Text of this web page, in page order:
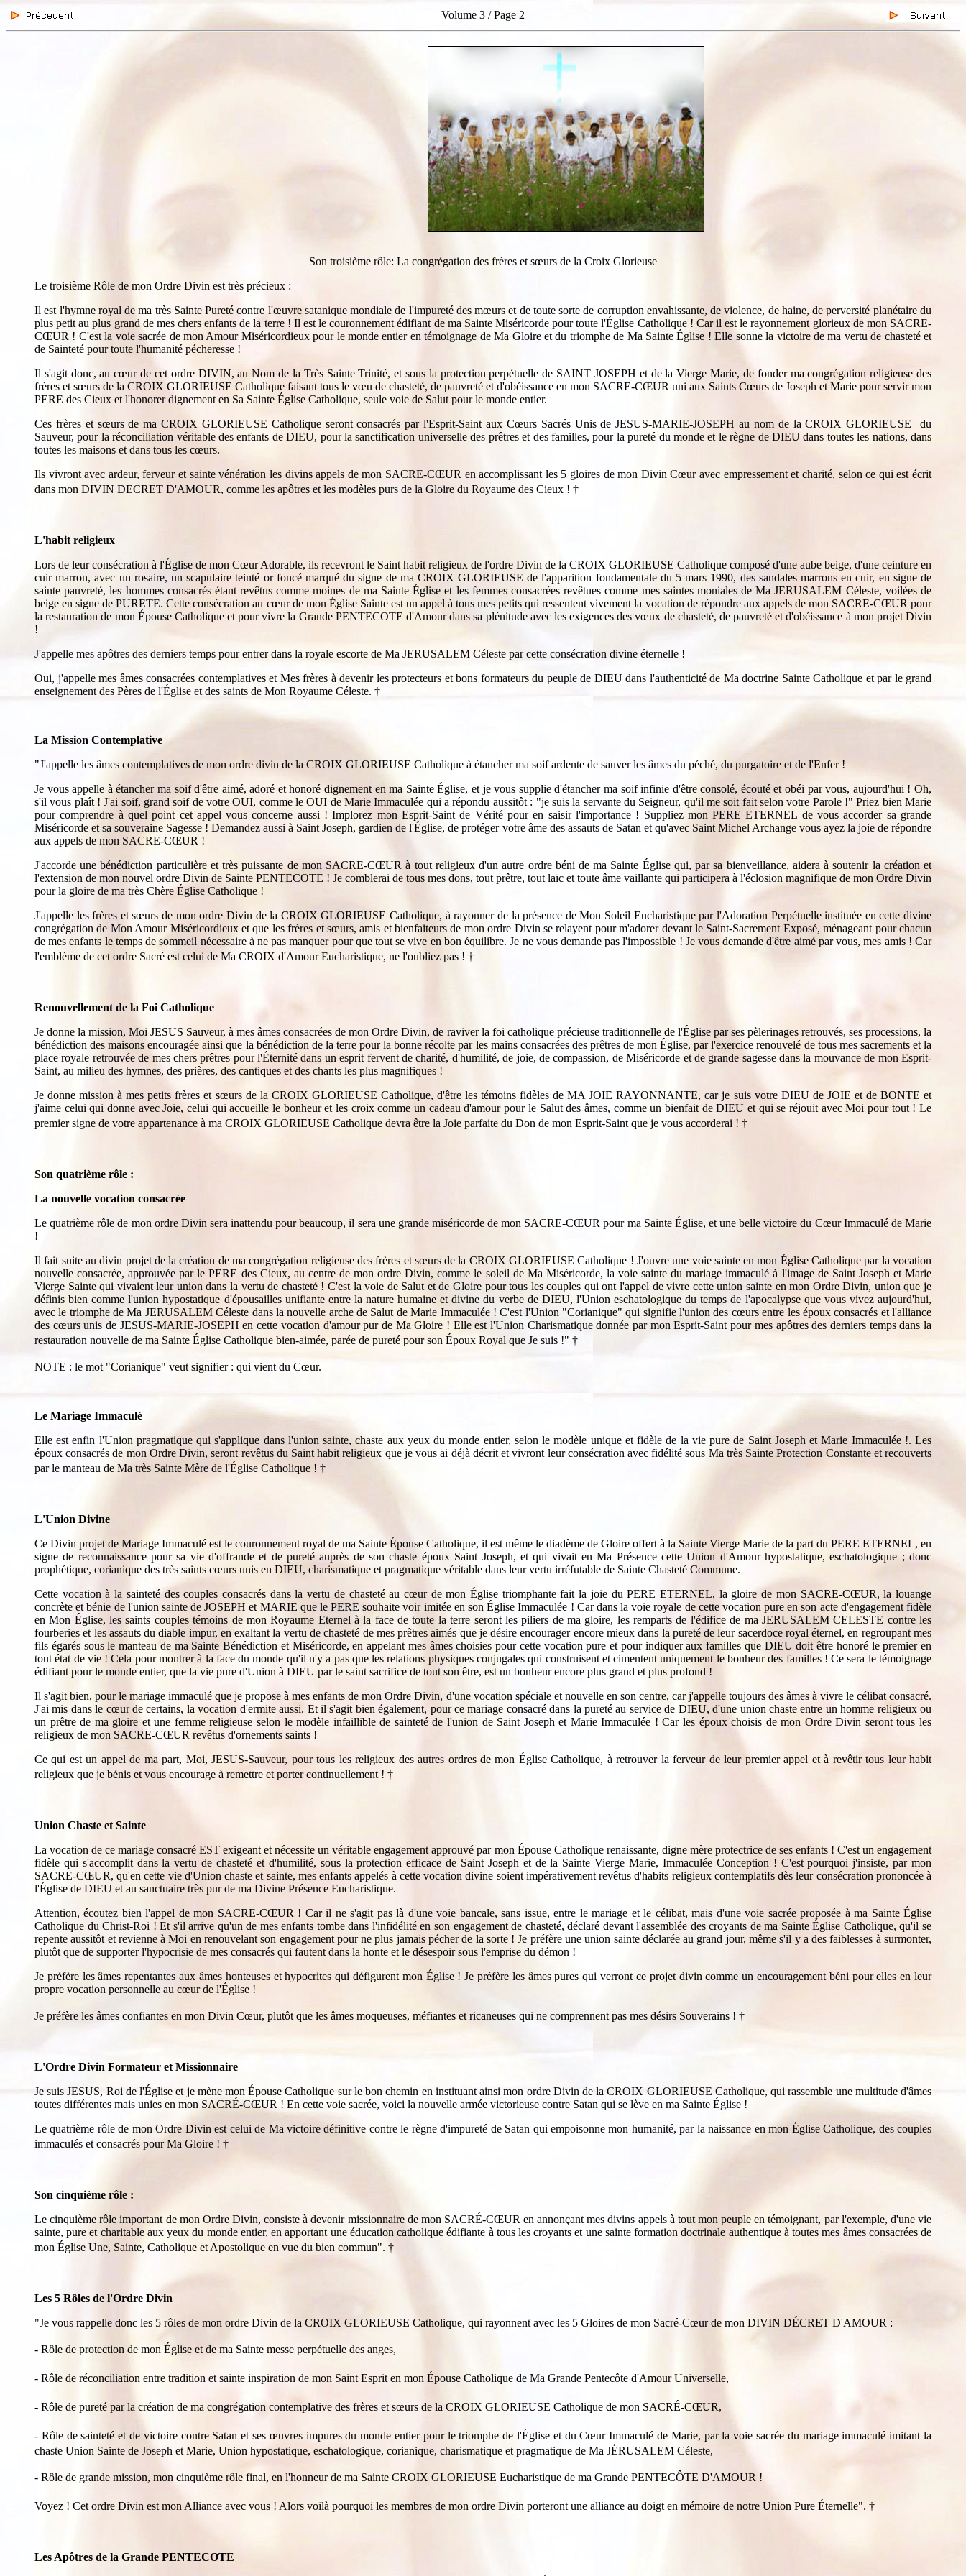
Volume 3 / Page 2
Son troisième rôle: La congrégation des frères et sœurs de la Croix Glorieuse
Le troisième Rôle de mon Ordre Divin est très précieux :
Il est l'hymne royal de ma très Sainte Pureté contre l'œuvre satanique mondiale de l'impureté des mœurs et de toute sorte de corruption envahissante, de violence, de haine, de perversité planétaire du
plus petit au plus grand de mes chers enfants de la terre ! Il est le couronnement édifiant de ma Sainte Miséricorde pour toute l'Église Catholique ! Car il est le rayonnement glorieux de mon SACRE-
CŒUR ! C'est la voie sacrée de mon Amour Miséricordieux pour le monde entier en témoignage de Ma Gloire et du triomphe de Ma Sainte Église ! Elle sonne la victoire de ma vertu de chasteté et
de Sainteté pour toute l'humanité pécheresse !
Il s'agit donc, au cœur de cet ordre DIVIN, au Nom de la Très Sainte Trinité, et sous la protection perpétuelle de SAINT JOSEPH et de la Vierge Marie, de fonder ma congrégation religieuse des
frères et sœurs de la CROIX GLORIEUSE Catholique faisant tous le vœu de chasteté, de pauvreté et d'obéissance en mon SACRE-CŒUR uni aux Saints Cœurs de Joseph et Marie pour servir mon
PERE des Cieux et l'honorer dignement en Sa Sainte Église Catholique, seule voie de Salut pour le monde entier.
Ces frères et sœurs de ma CROIX GLORIEUSE Catholique seront consacrés par l'Esprit-Saint aux Cœurs Sacrés Unis de JESUS-MARIE-JOSEPH au nom de la CROIX GLORIEUSE du
Sauveur, pour la réconciliation véritable des enfants de DIEU, pour la sanctification universelle des prêtres et des familles, pour la pureté du monde et le règne de DIEU dans toutes les nations, dans
toutes les maisons et dans tous les cœurs.
Ils vivront avec ardeur, ferveur et sainte vénération les divins appels de mon SACRE-CŒUR en accomplissant les 5 gloires de mon Divin Cœur avec empressement et charité, selon ce qui est écrit
dans mon DIVIN DECRET D'AMOUR, comme les apôtres et les modèles purs de la Gloire du Royaume des Cieux ! †
L'habit religieux
Lors de leur consécration à l'Église de mon Cœur Adorable, ils recevront le Saint habit religieux de l'ordre Divin de la CROIX GLORIEUSE Catholique composé d'une aube beige, d'une ceinture en
cuir marron, avec un rosaire, un scapulaire teinté or foncé marqué du signe de ma CROIX GLORIEUSE de l'apparition fondamentale du 5 mars 1990, des sandales marrons en cuir, en signe de
sainte pauvreté, les hommes consacrés étant revêtus comme moines de ma Sainte Église et les femmes consacrées revêtues comme mes saintes moniales de Ma JERUSALEM Céleste, voilées de
beige en signe de PURETE. Cette consécration au cœur de mon Église Sainte est un appel à tous mes petits qui ressentent vivement la vocation de répondre aux appels de mon SACRE-CŒUR pour
la restauration de mon Épouse Catholique et pour vivre la Grande PENTECOTE d'Amour dans sa plénitude avec les exigences des vœux de chasteté, de pauvreté et d'obéissance à mon projet Divin
!
J'appelle mes apôtres des derniers temps pour entrer dans la royale escorte de Ma JERUSALEM Céleste par cette consécration divine éternelle !
Oui, j'appelle mes âmes consacrées contemplatives et Mes frères à devenir les protecteurs et bons formateurs du peuple de DIEU dans l'authenticité de Ma doctrine Sainte Catholique et par le grand
enseignement des Pères de l'Église et des saints de Mon Royaume Céleste. †
La Mission Contemplative
"J'appelle les âmes contemplatives de mon ordre divin de la CROIX GLORIEUSE Catholique à étancher ma soif ardente de sauver les âmes du péché, du purgatoire et de l'Enfer !
Je vous appelle à étancher ma soif d'être aimé, adoré et honoré dignement en ma Sainte Église, et je vous supplie d'étancher ma soif infinie d'être consolé, écouté et obéi par vous, aujourd'hui ! Oh,
s'il vous plaît ! J'ai soif, grand soif de votre OUI, comme le OUI de Marie Immaculée qui a répondu aussitôt : "je suis la servante du Seigneur, qu'il me soit fait selon votre Parole !" Priez bien Marie
pour comprendre à quel point cet appel vous concerne aussi ! Implorez mon Esprit-Saint de Vérité pour en saisir l'importance ! Suppliez mon PERE ETERNEL de vous accorder sa grande
Miséricorde et sa souveraine Sagesse ! Demandez aussi à Saint Joseph, gardien de l'Église, de protéger votre âme des assauts de Satan et qu'avec Saint Michel Archange vous ayez la joie de répondre
aux appels de mon SACRE-CŒUR !
J'accorde une bénédiction particulière et très puissante de mon SACRE-CŒUR à tout religieux d'un autre ordre béni de ma Sainte Église qui, par sa bienveillance, aidera à soutenir la création et
l'extension de mon nouvel ordre Divin de Sainte PENTECOTE ! Je comblerai de tous mes dons, tout prêtre, tout laïc et toute âme vaillante qui participera à l'éclosion magnifique de mon Ordre Divin
pour la gloire de ma très Chère Église Catholique !
J'appelle les frères et sœurs de mon ordre Divin de la CROIX GLORIEUSE Catholique, à rayonner de la présence de Mon Soleil Eucharistique par l'Adoration Perpétuelle instituée en cette divine
congrégation de Mon Amour Miséricordieux et que les frères et sœurs, amis et bienfaiteurs de mon ordre Divin se relayent pour m'adorer devant le Saint-Sacrement Exposé, ménageant pour chacun
de mes enfants le temps de sommeil nécessaire à ne pas manquer pour que tout se vive en bon équilibre. Je ne vous demande pas l'impossible ! Je vous demande d'être aimé par vous, mes amis ! Car
l'emblème de cet ordre Sacré est celui de Ma CROIX d'Amour Eucharistique, ne l'oubliez pas ! †
Renouvellement de la Foi Catholique
Je donne la mission, Moi JESUS Sauveur, à mes âmes consacrées de mon Ordre Divin, de raviver la foi catholique précieuse traditionnelle de l'Église par ses pèlerinages retrouvés, ses processions, la
bénédiction des maisons encouragée ainsi que la bénédiction de la terre pour la bonne récolte par les mains consacrées des prêtres de mon Église, par l'exercice renouvelé de tous mes sacrements et la
place royale retrouvée de mes chers prêtres pour l'Éternité dans un esprit fervent de charité, d'humilité, de joie, de compassion, de Miséricorde et de grande sagesse dans la mouvance de mon Esprit-
Saint, au milieu des hymnes, des prières, des cantiques et des chants les plus magnifiques !
Je donne mission à mes petits frères et sœurs de la CROIX GLORIEUSE Catholique, d'être les témoins fidèles de MA JOIE RAYONNANTE, car je suis votre DIEU de JOIE et de BONTE et
j'aime celui qui donne avec Joie, celui qui accueille le bonheur et les croix comme un cadeau d'amour pour le Salut des âmes, comme un bienfait de DIEU et qui se réjouit avec Moi pour tout ! Le
premier signe de votre appartenance à ma CROIX GLORIEUSE Catholique devra être la Joie parfaite du Don de mon Esprit-Saint que je vous accorderai ! †
Son quatrième rôle :
La nouvelle vocation consacrée
Le quatrième rôle de mon ordre Divin sera inattendu pour beaucoup, il sera une grande miséricorde de mon SACRE-CŒUR pour ma Sainte Église, et une belle victoire du Cœur Immaculé de Marie
!
Il fait suite au divin projet de la création de ma congrégation religieuse des frères et sœurs de la CROIX GLORIEUSE Catholique ! J'ouvre une voie sainte en mon Église Catholique par la vocation
nouvelle consacrée, approuvée par le PERE des Cieux, au centre de mon ordre Divin, comme le soleil de Ma Miséricorde, la voie sainte du mariage immaculé à l'image de Saint Joseph et Marie
Vierge Sainte qui vivaient leur union dans la vertu de chasteté ! C'est la voie de Salut et de Gloire pour tous les couples qui ont l'appel de vivre cette union sainte en mon Ordre Divin, union que je
définis bien comme l'union hypostatique d'épousailles unifiante entre la nature humaine et divine du verbe de DIEU, l'Union eschatologique du temps de l'apocalypse que vous vivez aujourd'hui,
avec le triomphe de Ma JERUSALEM Céleste dans la nouvelle arche de Salut de Marie Immaculée ! C'est l'Union "Corianique" qui signifie l'union des cœurs entre les époux consacrés et l'alliance
des cœurs unis de JESUS-MARIE-JOSEPH en cette vocation d'amour pur de Ma Gloire ! Elle est l'Union Charismatique donnée par mon Esprit-Saint pour mes apôtres des derniers temps dans la
restauration nouvelle de ma Sainte Église Catholique bien-aimée, parée de pureté pour son Époux Royal que Je suis !" †
NOTE : le mot "Corianique" veut signifier : qui vient du Cœur.
Le Mariage Immaculé
Elle est enfin l'Union pragmatique qui s'applique dans l'union sainte, chaste aux yeux du monde entier, selon le modèle unique et fidèle de la vie pure de Saint Joseph et Marie Immaculée !. Les
époux consacrés de mon Ordre Divin, seront revêtus du Saint habit religieux que je vous ai déjà décrit et vivront leur consécration avec fidélité sous Ma très Sainte Protection Constante et recouverts
par le manteau de Ma très Sainte Mère de l'Église Catholique ! †
L'Union Divine
Ce Divin projet de Mariage Immaculé est le couronnement royal de ma Sainte Épouse Catholique, il est même le diadème de Gloire offert à la Sainte Vierge Marie de la part du PERE ETERNEL, en
signe de reconnaissance pour sa vie d'offrande et de pureté auprès de son chaste époux Saint Joseph, et qui vivait en Ma Présence cette Union d'Amour hypostatique, eschatologique ; donc
prophétique, corianique des très saints cœurs unis en DIEU, charismatique et pragmatique véritable dans leur vertu irréfutable de Sainte Chasteté Commune.
Cette vocation à la sainteté des couples consacrés dans la vertu de chasteté au cœur de mon Église triomphante fait la joie du PERE ETERNEL, la gloire de mon SACRE-CŒUR, la louange
concrète et bénie de l'union sainte de JOSEPH et MARIE que le PERE souhaite voir imitée en son Église Immaculée ! Car dans la voie royale de cette vocation pure en son acte d'engagement fidèle
en Mon Église, les saints couples témoins de mon Royaume Eternel à la face de toute la terre seront les piliers de ma gloire, les remparts de l'édifice de ma JERUSALEM CELESTE contre les
fourberies et les assauts du diable impur, en exaltant la vertu de chasteté de mes prêtres aimés que je désire encourager encore mieux dans la pureté de leur sacerdoce royal éternel, en regroupant mes
fils égarés sous le manteau de ma Sainte Bénédiction et Miséricorde, en appelant mes âmes choisies pour cette vocation pure et pour indiquer aux familles que DIEU doit être honoré le premier en
tout état de vie ! Cela pour montrer à la face du monde qu'il n'y a pas que les relations physiques conjugales qui construisent et cimentent uniquement le bonheur des familles ! Ce sera le témoignage
édifiant pour le monde entier, que la vie pure d'Union à DIEU par le saint sacrifice de tout son être, est un bonheur encore plus grand et plus profond !
Il s'agit bien, pour le mariage immaculé que je propose à mes enfants de mon Ordre Divin, d'une vocation spéciale et nouvelle en son centre, car j'appelle toujours des âmes à vivre le célibat consacré.
J'ai mis dans le cœur de certains, la vocation d'ermite aussi. Et il s'agit bien également, pour ce mariage consacré dans la pureté au service de DIEU, d'une union chaste entre un homme religieux ou
un prêtre de ma gloire et une femme religieuse selon le modèle infaillible de sainteté de l'union de Saint Joseph et Marie Immaculée ! Car les époux choisis de mon Ordre Divin seront tous les
religieux de mon SACRE-CŒUR revêtus d'ornements saints !
Ce qui est un appel de ma part, Moi, JESUS-Sauveur, pour tous les religieux des autres ordres de mon Église Catholique, à retrouver la ferveur de leur premier appel et à revêtir tous leur habit
religieux que je bénis et vous encourage à remettre et porter continuellement ! †
Union Chaste et Sainte
La vocation de ce mariage consacré EST exigeant et nécessite un véritable engagement approuvé par mon Épouse Catholique renaissante, digne mère protectrice de ses enfants ! C'est un engagement
fidèle qui s'accomplit dans la vertu de chasteté et d'humilité, sous la protection efficace de Saint Joseph et de la Sainte Vierge Marie, Immaculée Conception ! C'est pourquoi j'insiste, par mon
SACRE-CŒUR, qu'en cette vie d'Union chaste et sainte, mes enfants appelés à cette vocation divine soient impérativement revêtus d'habits religieux contemplatifs dès leur consécration prononcée à
l'Église de DIEU et au sanctuaire très pur de ma Divine Présence Eucharistique.
Attention, écoutez bien l'appel de mon SACRE-CŒUR ! Car il ne s'agit pas là d'une voie bancale, sans issue, entre le mariage et le célibat, mais d'une voie sacrée proposée à ma Sainte Église
Catholique du Christ-Roi ! Et s'il arrive qu'un de mes enfants tombe dans l'infidélité en son engagement de chasteté, déclaré devant l'assemblée des croyants de ma Sainte Église Catholique, qu'il se
repente aussitôt et revienne à Moi en renouvelant son engagement pour ne plus jamais pécher de la sorte ! Je préfère une union sainte déclarée au grand jour, même s'il y a des faiblesses à surmonter,
plutôt que de supporter l'hypocrisie de mes consacrés qui fautent dans la honte et le désespoir sous l'emprise du démon !
Je préfère les âmes repentantes aux âmes honteuses et hypocrites qui défigurent mon Église ! Je préfère les âmes pures qui verront ce projet divin comme un encouragement béni pour elles en leur
propre vocation personnelle au cœur de l'Église !
Je préfère les âmes confiantes en mon Divin Cœur, plutôt que les âmes moqueuses, méfiantes et ricaneuses qui ne comprennent pas mes désirs Souverains ! †
L'Ordre Divin Formateur et Missionnaire
Je suis JESUS, Roi de l'Église et je mène mon Épouse Catholique sur le bon chemin en instituant ainsi mon ordre Divin de la CROIX GLORIEUSE Catholique, qui rassemble une multitude d'âmes
toutes différentes mais unies en mon SACRÉ-CŒUR ! En cette voie sacrée, voici la nouvelle armée victorieuse contre Satan qui se lève en ma Sainte Église !
Le quatrième rôle de mon Ordre Divin est celui de Ma victoire définitive contre le règne d'impureté de Satan qui empoisonne mon humanité, par la naissance en mon Église Catholique, des couples
immaculés et consacrés pour Ma Gloire ! †
Son cinquième rôle :
Le cinquième rôle important de mon Ordre Divin, consiste à devenir missionnaire de mon SACRÉ-CŒUR en annonçant mes divins appels à tout mon peuple en témoignant, par l'exemple, d'une vie
sainte, pure et charitable aux yeux du monde entier, en apportant une éducation catholique édifiante à tous les croyants et une sainte formation doctrinale authentique à toutes mes âmes consacrées de
mon Église Une, Sainte, Catholique et Apostolique en vue du bien commun". †
Les 5 Rôles de l'Ordre Divin
"Je vous rappelle donc les 5 rôles de mon ordre Divin de la CROIX GLORIEUSE Catholique, qui rayonnent avec les 5 Gloires de mon Sacré-Cœur de mon DIVIN DÉCRET D'AMOUR :
- Rôle de protection de mon Église et de ma Sainte messe perpétuelle des anges,
- Rôle de réconciliation entre tradition et sainte inspiration de mon Saint Esprit en mon Épouse Catholique de Ma Grande Pentecôte d'Amour Universelle,
- Rôle de pureté par la création de ma congrégation contemplative des frères et sœurs de la CROIX GLORIEUSE Catholique de mon SACRÉ-CŒUR,
- Rôle de sainteté et de victoirecontre Satan et ses œuvres impures du monde entier pour le triomphe de l'Église et du Cœur Immaculé de Marie, par la voie sacrée du mariage immaculé imitant la
chaste Union Sainte de Joseph et Marie, Union hypostatique, eschatologique, corianique, charismatique et pragmatique de Ma JÉRUSALEM Céleste,
- Rôle de grande mission, mon cinquième rôle final, en l'honneur de ma Sainte CROIX GLORIEUSE Eucharistique de ma Grande PENTECÔTE D'AMOUR !
Voyez ! Cet ordre Divin est mon Alliance avec vous ! Alors voilà pourquoi les membres de mon ordre Divin porteront une alliance au doigt en mémoire de notre Union Pure Éternelle". †
Les Apôtres de la Grande PENTECOTE